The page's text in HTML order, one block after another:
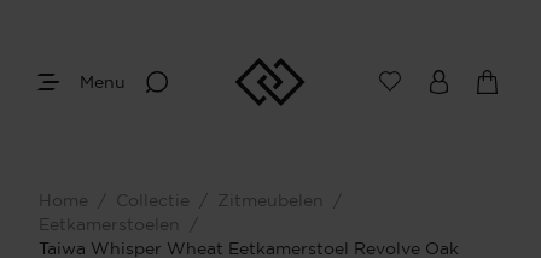
Menu
Home / Collectie / Zitmeubelen
/
Eetkamerstoelen
/
Taiwa Whisper Wheat Eetkamerstoel Revolve Oak